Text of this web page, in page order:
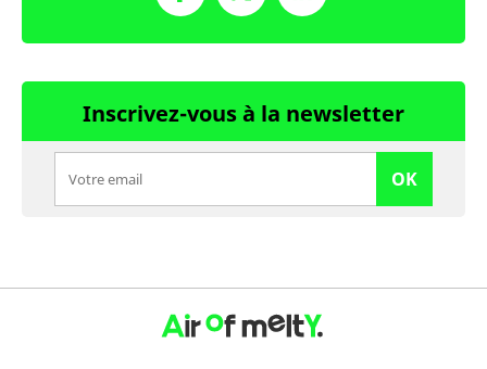
Inscrivez-vous à la newsletter
OK